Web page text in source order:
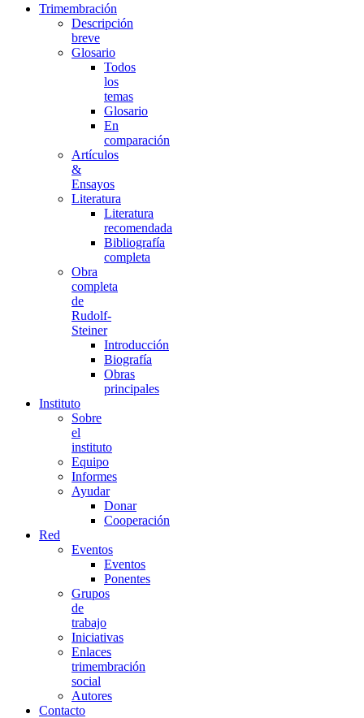
Trimembración
Descripción
breve
Glosario
Todos
los
temas
Glosario
En
comparación
Artículos
&
Ensayos
Literatura
Literatura
recomendada
Bibliografía
completa
Obra
completa
de
Rudolf-
Steiner
Introducción
Biografía
Obras
principales
Instituto
Sobre
el
instituto
Equipo
Informes
Ayudar
Donar
Cooperación
Red
Eventos
Eventos
Ponentes
Grupos
de
trabajo
Iniciativas
Enlaces
trimembración
social
Autores
Contacto